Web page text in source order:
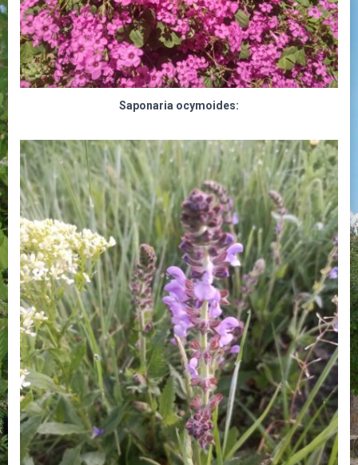
Saponaria ocymoides: